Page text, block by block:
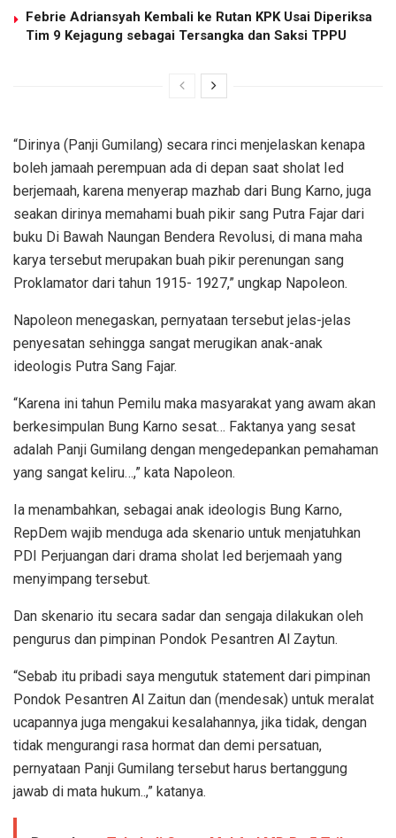
Febrie Adriansyah Kembali ke Rutan KPK Usai Diperiksa
Tim 9 Kejagung sebagai Tersangka dan Saksi TPPU
“Dirinya (Panji Gumilang) secara rinci menjelaskan kenapa
boleh jamaah perempuan ada di depan saat sholat Ied
berjemaah, karena menyerap mazhab dari Bung Karno, juga
seakan dirinya memahami buah pikir sang Putra Fajar dari
buku Di Bawah Naungan Bendera Revolusi, di mana maha
karya tersebut merupakan buah pikir perenungan sang
Proklamator dari tahun 1915- 1927,” ungkap Napoleon.
Napoleon menegaskan, pernyataan tersebut jelas-jelas
penyesatan sehingga sangat merugikan anak-anak
ideologis Putra Sang Fajar.
“Karena ini tahun Pemilu maka masyarakat yang awam akan
berkesimpulan Bung Karno sesat… Faktanya yang sesat
adalah Panji Gumilang dengan mengedepankan pemahaman
yang sangat keliru…,” kata Napoleon.
Ia menambahkan, sebagai anak ideologis Bung Karno,
RepDem wajib menduga ada skenario untuk menjatuhkan
PDI Perjuangan dari drama sholat Ied berjemaah yang
menyimpang tersebut.
Dan skenario itu secara sadar dan sengaja dilakukan oleh
pengurus dan pimpinan Pondok Pesantren Al Zaytun.
“Sebab itu pribadi saya mengutuk statement dari pimpinan
Pondok Pesantren Al Zaitun dan (mendesak) untuk meralat
ucapannya juga mengakui kesalahannya, jika tidak, dengan
tidak mengurangi rasa hormat dan demi persatuan,
pernyataan Panji Gumilang tersebut harus bertanggung
jawab di mata hukum..,” katanya.